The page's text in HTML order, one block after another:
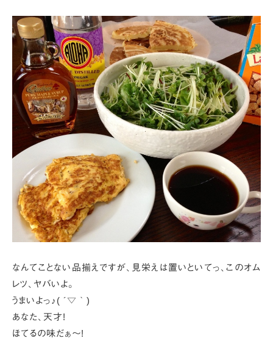
なんてことない品揃えですが、見栄えは置いといてっ、このオム
レツ、ヤバいよ。
うまいよっ♪( ´▽｀)
あなた、天才!
ほてるの味だぁ～!